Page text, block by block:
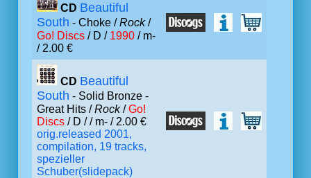
CD Beautiful
South - Choke /Rock/
Go! Discs / D / 1990 / m-
/ 2.00 €
CD Beautiful
South - Solid Bronze -
Great Hits /Rock/Go!
Discs / D // m- / 2.00 €
orig.released 2001,
compilation, 19 tracks,
spezieller
Schuber(slidepack)